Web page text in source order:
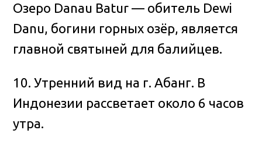
Озеро Danau Batur — обитель Dewi
Danu, богини горных озёр, является
главной святыней для балийцев.
10. Утренний вид на г. Абанг. В
Индонезии рассветает около 6 часов
утра.